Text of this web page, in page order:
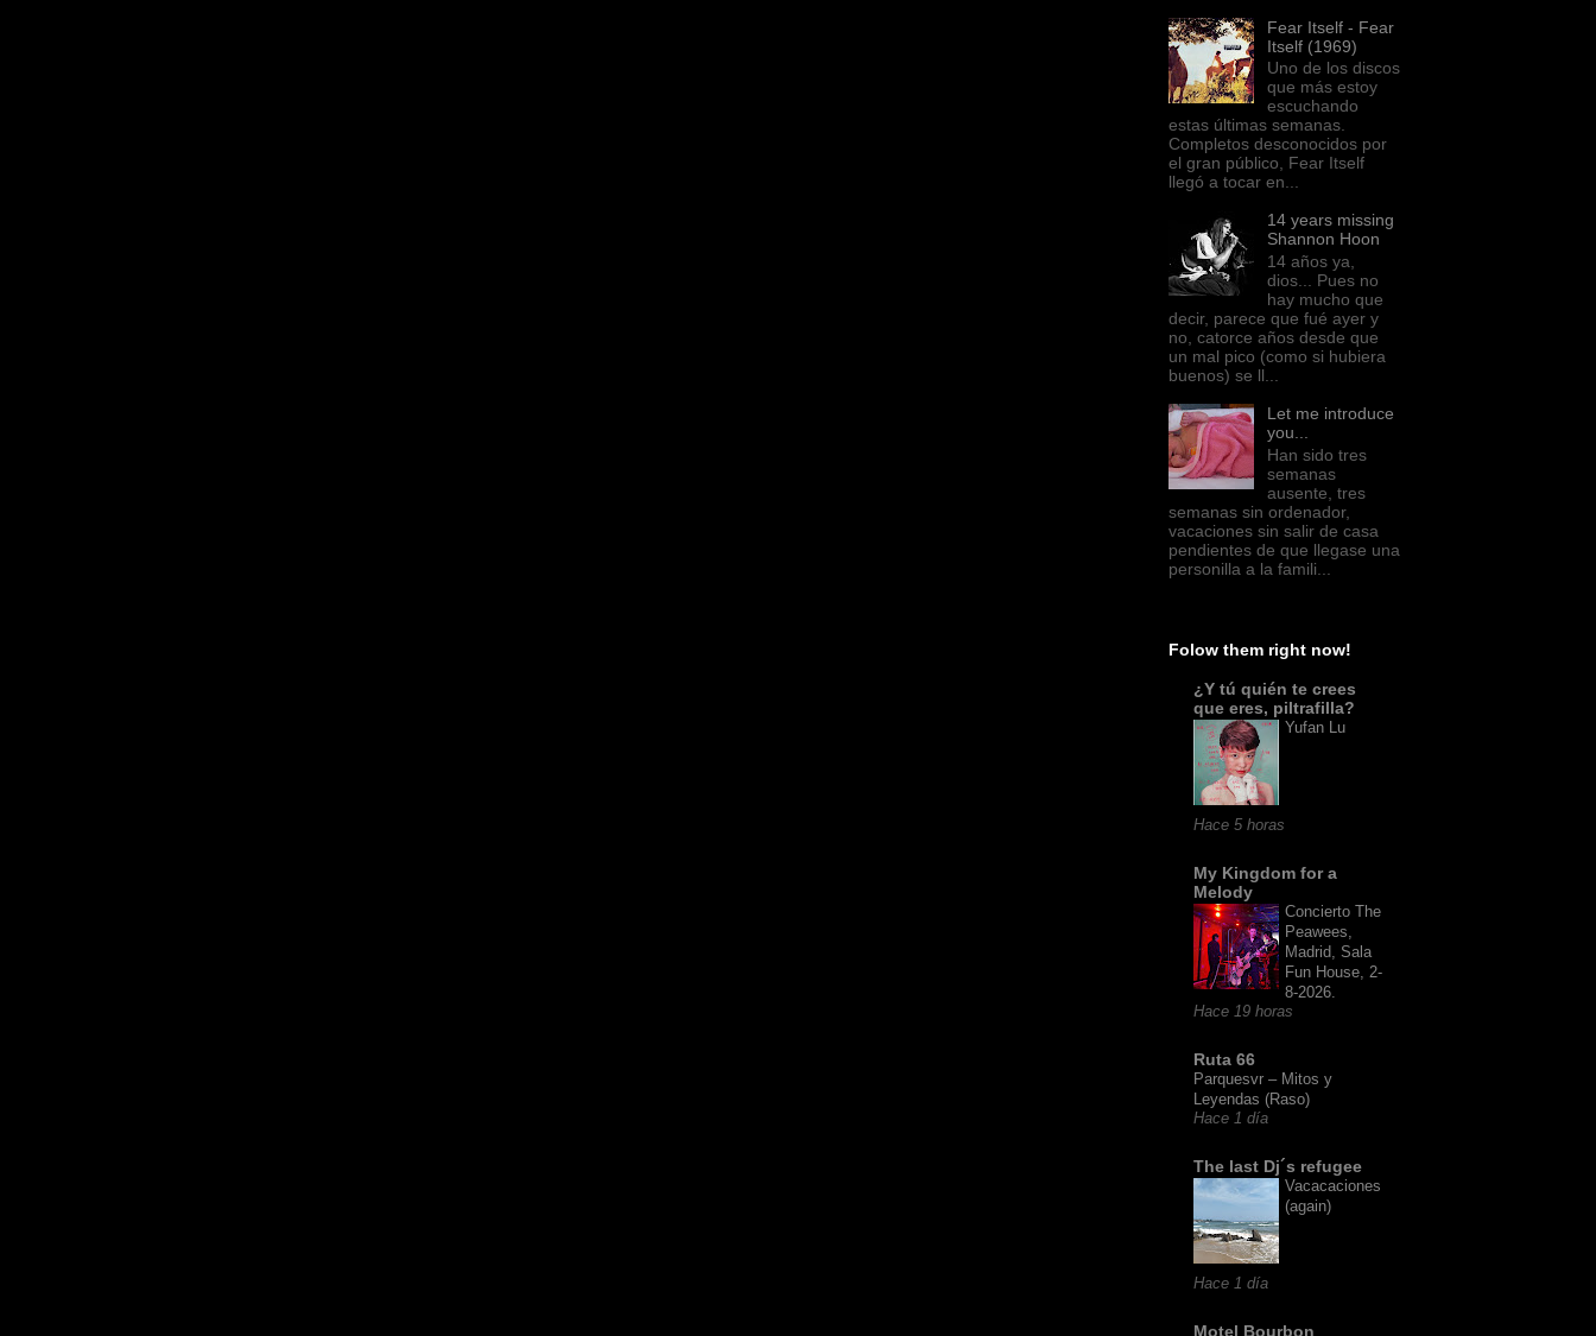
Fear Itself - Fear
Itself (1969)
Uno de los discos
que más estoy
escuchando
estas últimas semanas.
Completos desconocidos por
el gran público, Fear Itself
llegó a tocar en...
14 years missing
Shannon Hoon
14 años ya,
dios... Pues no
hay mucho que
decir, parece que fué ayer y
no, catorce años desde que
un mal pico (como si hubiera
buenos) se ll...
Let me introduce
you...
Han sido tres
semanas
ausente, tres
semanas sin ordenador,
vacaciones sin salir de casa
pendientes de que llegase una
personilla a la famili...
Folow them right now!
¿Y tú quién te crees
que eres, piltrafilla?
Yufan Lu
Hace 5 horas
My Kingdom for a
Melody
Concierto The
Peawees,
Madrid, Sala
Fun House, 2-
8-2026.
Hace 19 horas
Ruta 66
Parquesvr – Mitos y
Leyendas (Raso)
Hace 1 día
The last Dj´s refugee
Vacacaciones
(again)
Hace 1 día
Motel Bourbon